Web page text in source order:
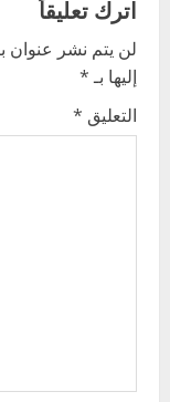
v
i
g
اترك تعليقاً
لن يتم نشر عنوان
إليها بـ*
التعليق *